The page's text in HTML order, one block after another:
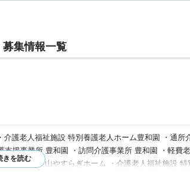
集情報一覧
介護老人福祉施設 特別養護老人ホーム豊和園 ・通所
支援事業所 豊和園 ・訪問介護事業所 豊和園 ・軽費
福祉施設 美山やすらぎホーム ・介護老人福祉施設 特